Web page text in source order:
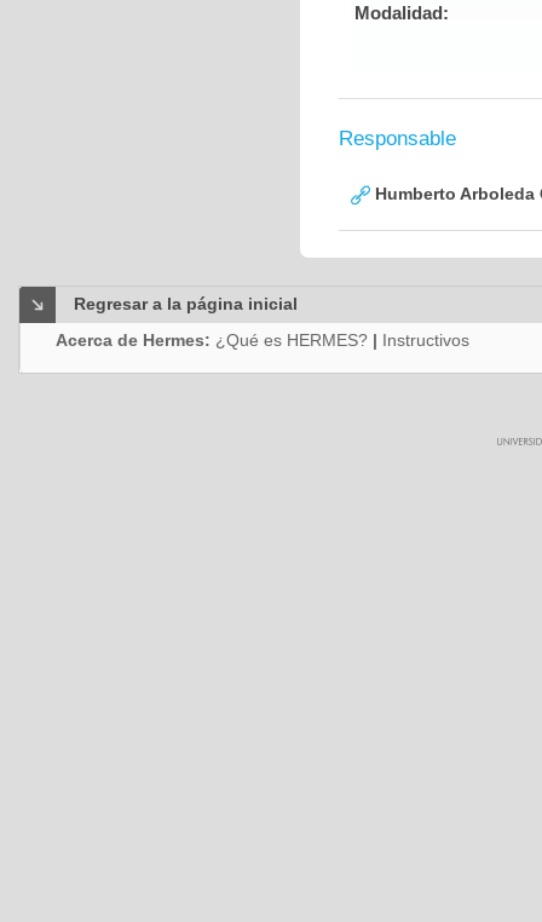
Modalidad:
Responsable
Humberto Arboleda
Regresar a la página inicial
Acerca de Hermes: ¿Qué es HERMES? | Instructivos